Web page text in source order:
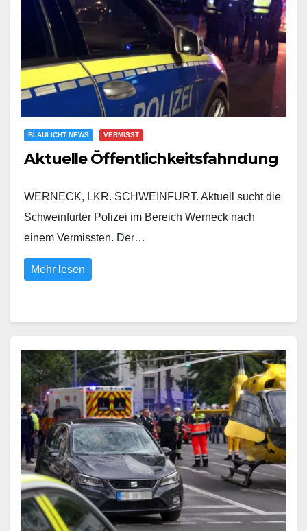
BLAULICHT NEWS VERMISST
Aktuelle Öffentlichkeitsfahndung
WERNECK, LKR. SCHWEINFURT. Aktuell sucht die
Schweinfurter Polizei im Bereich Werneck nach
einem Vermissten. Der…
Mehr lesen